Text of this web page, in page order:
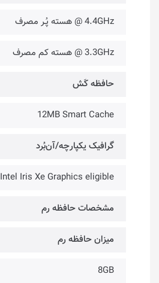
4.4GHz @ هسته پُـر مصرف
3.3GHz @ هسته کم مصرف
حافظه کَش
12MB Smart Cache
گرافیک یکپارچه/آن‌بُرد
Intel Iris Xe Graphics eligible
مشخصات حافظه رم
میزان حافظه رم
8GB